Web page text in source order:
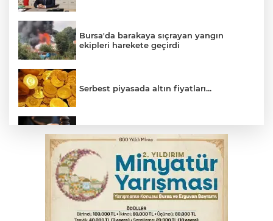
Bursa'da barakaya sıçrayan yangın
ekipleri harekete geçirdi
Serbest piyasada altın fiyatları...
Yargıtay’dan primle çalışanlara müjde
Bursa’da bugün hava nasıl olacak?